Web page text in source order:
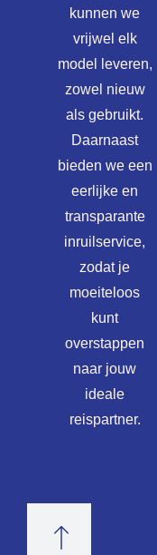
kunnen we
vrijwel elk
model leveren,
zowel nieuw
als gebruikt.
Daarnaast
bieden we een
eerlijke en
transparante
inruilservice,
zodat je
moeiteloos
kunt
overstappen
naar jouw
ideale
reispartner.